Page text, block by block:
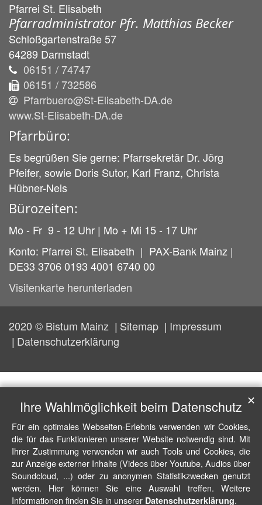
Pfarrei St. Elisabeth
Pfarradministrator Pfr. Matthias Becker
Schloßgartenstraße 57
64289 Darmstadt
06151 / 74747
06151 / 732586
Pfarrbuero@St-Elisabeth-DA.de
www.St-Elisabeth-DA.de
Pfarrbüro:
Es begrüßen Sie gerne: Pfarrsekretär Dr. Jörg
Pfeifer, sowie Doris Sutor, Karl Franz, Christa
Hübner-Nels
Bürozeiten:
Mo - Fr 9 - 12 Uhr | Mo + Mi 15 - 17 Uhr
Konto: Pfarrei St. Elisabeth | PAX-Bank Mainz |
DE33 3706 0193 4001 6740 00
Visitenkarte herunterladen
2020 © Bistum Mainz Sitemap
Impressum
Datenschutzerklärung
Ihre Wahlmöglichkeit beim Datenschutz
Für ein optimales Webseiten-Erlebnis verwenden wir Cookies,
die für das Funktionieren unserer Website notwendig sind. Mit
Ihrer Zustimmung verwenden wir auch Tools und Cookies, die
zur Anzeige externer Inhalte (Videos über Youtube, Audios über
Soundcloud, ...) oder zu anonymen Statistikzwecken genutzt
werden. Hier können Sie eine Auswahl treffen. Weitere
Informationen finden Sie in unserer Datenschutzerklärung.
✕